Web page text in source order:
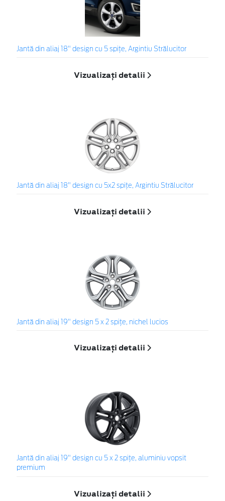
Jantă din aliaj 18" design cu 5 spiţe, Argintiu Strălucitor
Vizualizați detalii
Jantă din aliaj 18" design cu 5x2 spiţe, Argintiu Strălucitor
Vizualizați detalii
Jantă din aliaj 19" design 5 x 2 spiţe, nichel lucios
Vizualizați detalii
Jantă din aliaj 19" design cu 5 x 2 spițe, aluminiu vopsit
premium
Vizualizați detalii